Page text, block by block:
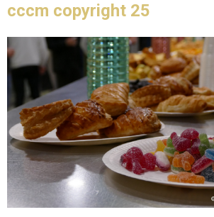
cccm copyright 25